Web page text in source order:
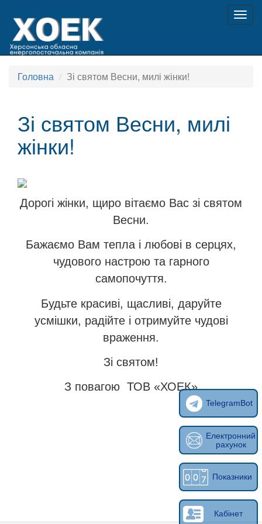
Головна Зі святом Весни, милі жінки!
Зі святом Весни, милі
жінки!
Дорогі жінки, щиро вітаємо Вас зі святом
Весни.
Бажаємо Вам тепла і любові в серцях,
чудового настрою та гарного
самопочуття.
Будьте красиві, щасливі, даруйте
усмішки, радійте і отримуйте чудові
враження.
Зі святом!
З повагою ТОВ «ХОЕК»
TelegramBot
Електронний
рахунок
Показники
Кабінет